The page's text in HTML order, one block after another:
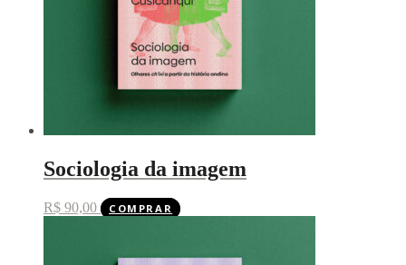
Sociologia da imagem
R$ 90,00 COMPRAR